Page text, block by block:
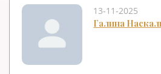
13-11-2025
Галина